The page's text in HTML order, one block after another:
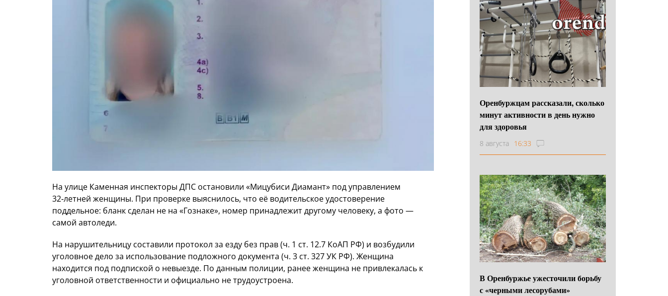
На улице Каменная инспекторы ДПС остановили «Мицубиси Диамант» под управлением
32‑летней женщины. При проверке выяснилось, что её водительское удостоверение
поддельное: бланк сделан не на «Гознаке», номер принадлежит другому человеку, а фото —
самой автоледи.
На нарушительницу составили протокол за езду без прав (ч. 1 ст. 12.7 КоАП РФ) и возбудили
уголовное дело за использование подложного документа (ч. 3 ст. 327 УК РФ). Женщина
находится под подпиской о невыезде. По данным полиции, ранее женщина не привлекалась к
уголовной ответственности и официально не трудоустроена.
Оренбуржцам рассказали, сколько
минут активности в день нужно
для здоровья
8 августа 16:33
В Оренбуржье ужесточили борьбу
с «черными лесорубами»